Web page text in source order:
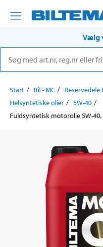
Vælg
Start Bil - MC Reservedele
Helsyntetiske olier
5W-40
Fuldsyntetisk motorolie 5W-40,